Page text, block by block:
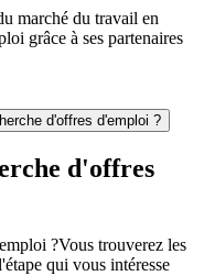
marché du travail en
grâce à ses partenaires
d'offres d'emploi ?
d'offres
?Vous trouverez les
qui vous intéresse